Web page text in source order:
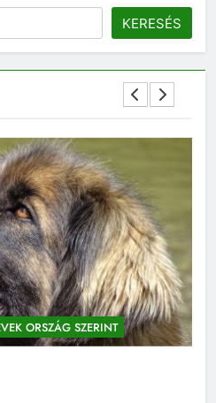
KERESÉS
ORSZÁG SZERINT